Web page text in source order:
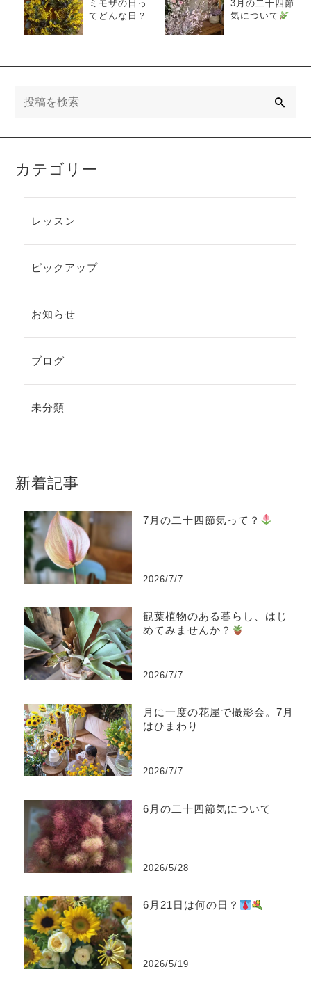
ミモザの日っ
てどんな日？
3月の二十四節
気について
カテゴリー
レッスン
ピックアップ
お知らせ
ブログ
未分類
新着記事
7月の二十四節気って？
2026/7/7
観葉植物のある暮らし、はじ
めてみませんか？
2026/7/7
月に一度の花屋で撮影会。7月
はひまわり
2026/7/7
6月の二十四節気について
2026/5/28
6月21日は何の日？
2026/5/19